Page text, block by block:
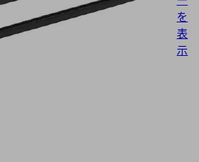
を
表
示